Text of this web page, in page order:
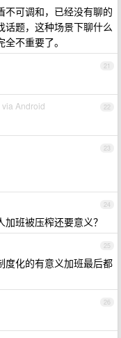
不可调和，已经没有聊的
话题，这种场景下聊什么
不重要了。
21
22
Android
23
24
班被压榨还要意义？
25
度化的有意义加班最后都
26